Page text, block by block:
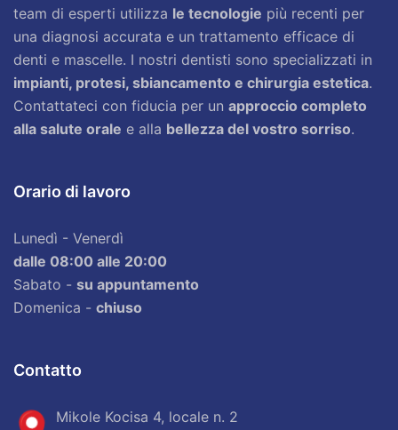
team di esperti utilizza le tecnologie più recenti per
una diagnosi accurata e un trattamento efficace di
denti e mascelle. I nostri dentisti sono specializzati in
impianti, protesi, sbiancamento e chirurgia estetica.
Contattateci con fiducia per un approccio completo
alla salute orale e alla bellezza del vostro sorriso.
Orario di lavoro
Lunedì - Venerdì
dalle 08:00 alle 20:00
Sabato - su appuntamento
Domenica - chiuso
Contatto
Mikole Kocisa 4, locale n. 2